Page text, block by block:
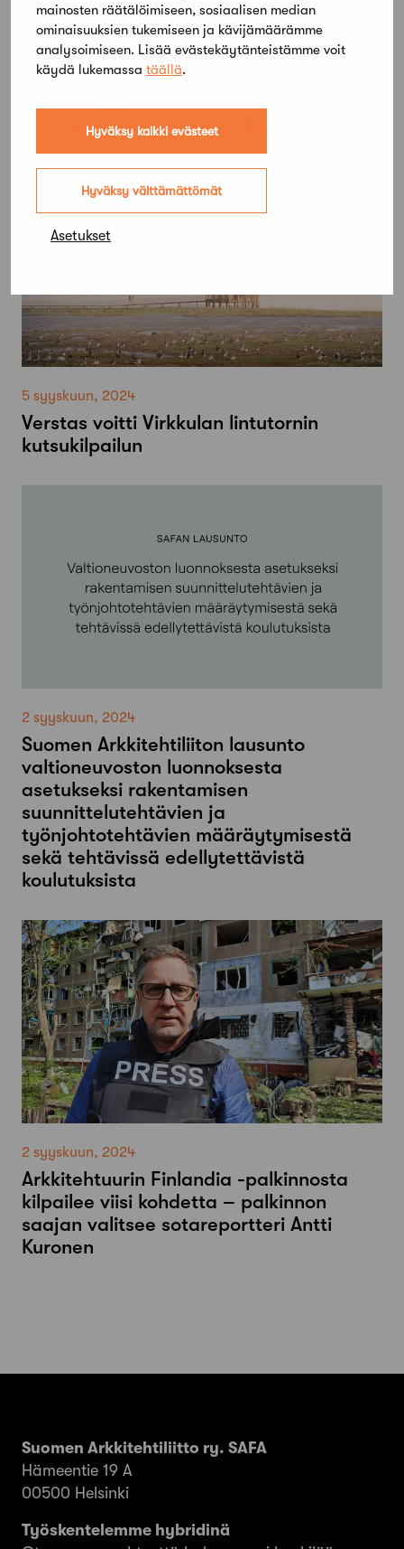
mainosten räätälöimiseen, sosiaalisen median
ominaisuuksien tukemiseen ja kävijämäärämme
analysoimiseen. Lisää evästekäytänteistämme voit
käydä lukemassa täällä.
Hyväksy kaikki evästeet
Hyväksy välttämättömät
Asetukset
17 syyskuun, 2024
moniaistiseen konserttikokemukseen
5 syyskuun, 2024
Verstas voitti Virkkulan lintutornin
kutsukilpailun
2 syyskuun, 2024
Suomen Arkkitehtiliiton lausunto
valtioneuvoston luonnoksesta
asetukseksi rakentamisen
suunnittelutehtävien ja
työnjohtotehtävien määräytymisestä
sekä tehtävissä edellytettävistä
koulutuksista
2 syyskuun, 2024
Arkkitehtuurin Finlandia -palkinnosta
kilpailee viisi kohdetta – palkinnon
saajan valitsee sotareportteri Antti
Kuronen
Suomen Arkkitehtiliitto ry. SAFA
Hämeentie 19 A
00500 Helsinki
Työskentelemme hybridinä